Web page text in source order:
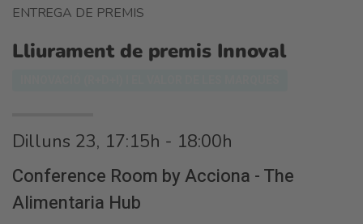
ENTREGA DE PREMIS
Lliurament de premis Innoval
Dilluns 23, 17:15h - 18:00h
Conference Room by Acciona - The
Alimentaria Hub